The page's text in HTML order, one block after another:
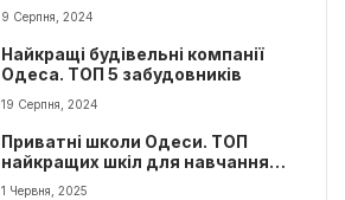
9 Серпня, 2024
Найкращі будівельні компанії
Одеса. ТОП 5 забудовників
19 Серпня, 2024
Приватні школи Одеси. ТОП
найкращих шкіл для навчання
дітей
1 Червня, 2025